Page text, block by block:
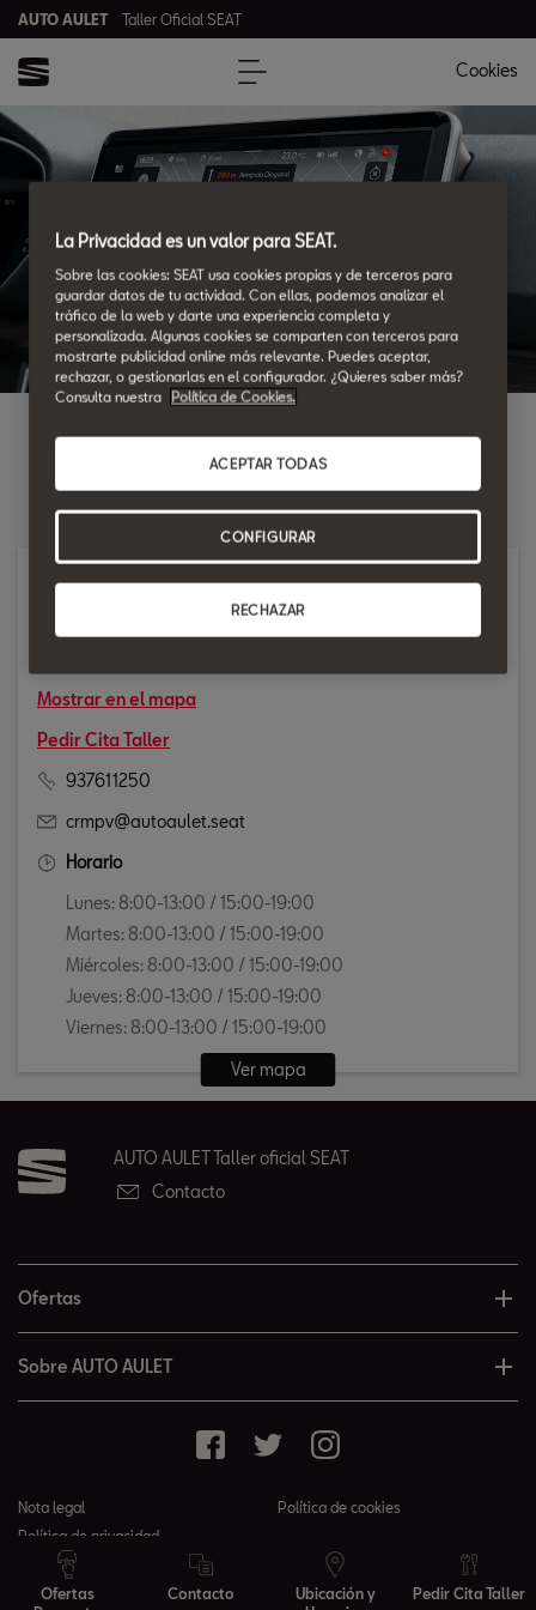
AUTO AULET Taller Oficial SEAT
Cookies
AUTO AULET
Ubicaciones y horarios
Taller
Mostrar en el mapa
Pedir Cita Taller
937611250
crmpv@autoaulet.seat
Horario
Lunes: 8:00-13:00 / 15:00-19:00
Martes: 8:00-13:00 / 15:00-19:00
Miércoles: 8:00-13:00 / 15:00-19:00
Jueves: 8:00-13:00 / 15:00-19:00
Viernes: 8:00-13:00 / 15:00-19:00
Ver mapa
AUTO AULET Taller oficial SEAT
Contacto
Ofertas
Sobre AUTO AULET
Nota legal
Política de cookies
Política de privacidad
© 2026 AUTO AULET todos los derechos reservados
Ofertas
Contacto
Ubicación y
Pedir Cita Taller
La Privacidad es un valor para SEAT.
Sobre las cookies: SEAT usa cookies propias y de terceros para
guardar datos de tu actividad. Con ellas, podemos analizar el
tráfico de la web y darte una experiencia completa y
personalizada. Algunas cookies se comparten con terceros para
mostrarte publicidad online más relevante. Puedes aceptar,
rechazar, o gestionarlas en el configurador. ¿Quieres saber más?
Consulta nuestra
Política de Cookies.
RECHAZAR
ACEPTAR TODAS
CONFIGURAR